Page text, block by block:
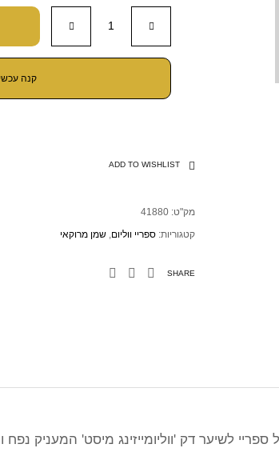
קנה
ADD TO WISHLIST
מק"ט: 41880
קטגוריות: ספריי ווליום, שמן מרוקאי
SHARE
ספריי לשיער דק 'ווליומייזינג מיסט' המעניק